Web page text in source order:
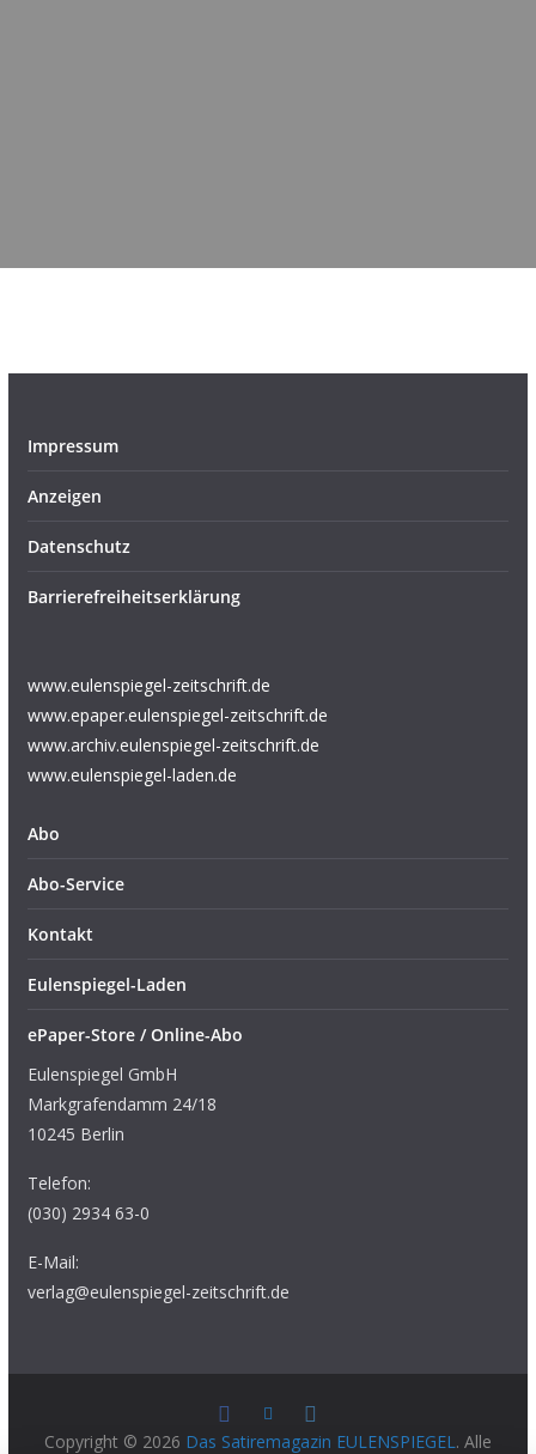
Impressum
Anzeigen
Datenschutz
Barrierefreiheitserklärung
www.eulenspiegel-zeitschrift.de
www.epaper.eulenspiegel-zeitschrift.de
www.archiv.eulenspiegel-zeitschrift.de
www.eulenspiegel-laden.de
Abo
Abo-Service
Kontakt
Eulenspiegel-Laden
ePaper-Store / Online-Abo
Eulenspiegel GmbH
Markgrafendamm 24/18
10245 Berlin
Telefon:
(030) 2934 63-0
E-Mail:
verlag@eulenspiegel-zeitschrift.de
Copyright © 2026 Das Satiremagazin EULENSPIEGEL. Alle